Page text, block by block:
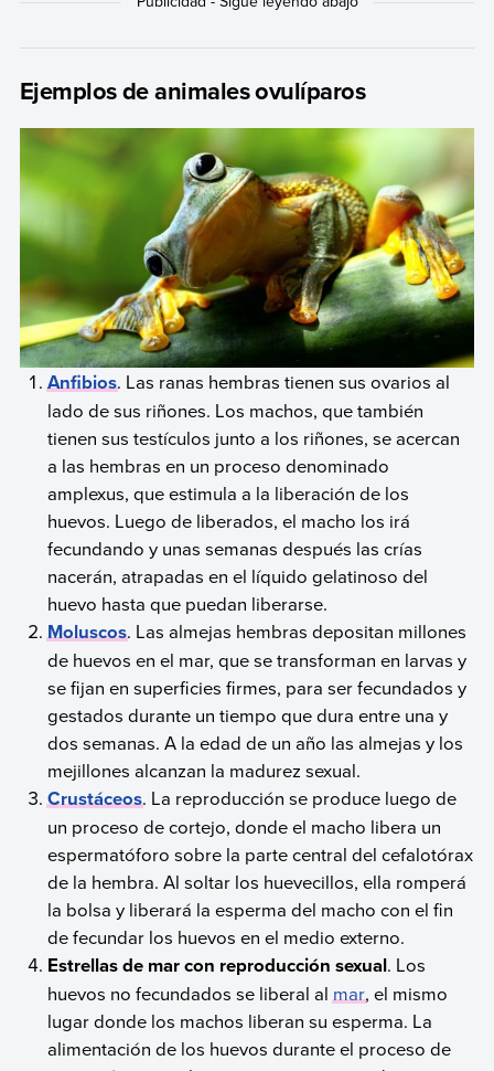
Ejemplos de animales ovulíparos
Anfibios. Las ranas hembras tienen sus ovarios al
lado de sus riñones. Los machos, que también
tienen sus testículos junto a los riñones, se acercan
a las hembras en un proceso denominado
amplexus, que estimula a la liberación de los
huevos. Luego de liberados, el macho los irá
fecundando y unas semanas después las crías
nacerán, atrapadas en el líquido gelatinoso del
huevo hasta que puedan liberarse.
Moluscos. Las almejas hembras depositan millones
de huevos en el mar, que se transforman en larvas y
se fijan en superficies firmes, para ser fecundados y
gestados durante un tiempo que dura entre una y
dos semanas. A la edad de un año las almejas y los
mejillones alcanzan la madurez sexual.
Crustáceos. La reproducción se produce luego de
un proceso de cortejo, donde el macho libera un
espermatóforo sobre la parte central del cefalotórax
de la hembra. Al soltar los huevecillos, ella romperá
la bolsa y liberará la esperma del macho con el fin
de fecundar los huevos en el medio externo.
Estrellas de mar con reproducción sexual. Los
huevos no fecundados se liberal almar, el mismo
lugar donde los machos liberan su esperma. La
alimentación de los huevos durante el proceso de